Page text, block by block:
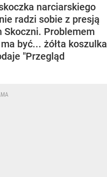
narciarskiego
radzi sobie z presją
Skoczni. Problemem
być... żółta koszulka
"Przegląd